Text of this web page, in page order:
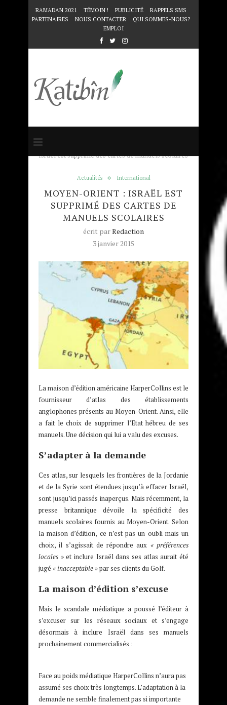
RAMADAN 2021 TÉMOIN ! PUBLICITÉ
RAPPELS SMS
PARTENAIRES
NOUS CONTACTER
QUI SOMMES-NOUS?
EMPLOI
Accueil
Israël est supprimé des cartes de manuels scolaires
Actualités International
MOYEN-ORIENT : ISRAËL EST
SUPPRIMÉ DES CARTES DE
MANUELS SCOLAIRES
écrit parRedaction
3 janvier 2015
La maison d’édition américaine HarperCollins est le
fournisseur d’atlas des établissements
anglophones présents au Moyen-Orient. Ainsi, elle
a fait le choix de supprimer l’Etat hébreu de ses
manuels. Une décision qui lui a valu des excuses.
S’adapter à la demande
Ces atlas, sur lesquels les frontières de la Jordanie
et de la Syrie sont étendues jusqu’à effacer Israël,
sont jusqu’ici passés inaperçus. Mais récemment, la
presse britannique dévoile la spécificité des
manuels scolaires fournis au Moyen-Orient. Selon
la maison d’édition, ce n’est pas un oubli mais un
choix, il s’agissait de répondre aux « préférences
locales »et inclure Israël dans ses atlas aurait été
jugé « inacceptable »par ses clients du Golf.
La maison d’édition s’excuse
Mais le scandale médiatique a poussé l’éditeur à
s’excuser sur les réseaux sociaux et s’engage
désormais à inclure Israël dans ses manuels
prochainement commercialisés :
Face au poids médiatique HarperCollins n’aura pas
assumé ses choix très longtemps. L’adaptation à la
demande ne semble finalement pas si importante